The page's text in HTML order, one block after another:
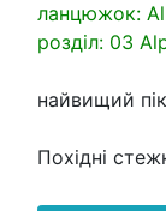
ланцюжок:
розділ: 03
найвищий
Похідні